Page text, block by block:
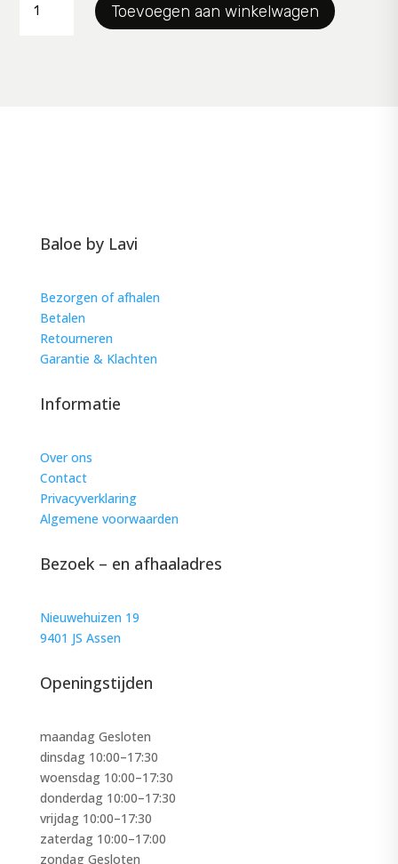
Twister
Toevoegen aan winkelwagen
Baloe by Lavi
Bezorgen of afhalen
Betalen
Retourneren
Garantie & Klachten
Informatie
Over ons
Contact
Privacyverklaring
Algemene voorwaarden
Bezoek – en afhaaladres
Nieuwehuizen 19
9401 JS Assen
Openingstijden
maandag Gesloten
dinsdag 10:00–17:30
woensdag 10:00–17:30
donderdag 10:00–17:30
vrijdag 10:00–17:30
zaterdag 10:00–17:00
zondag Gesloten